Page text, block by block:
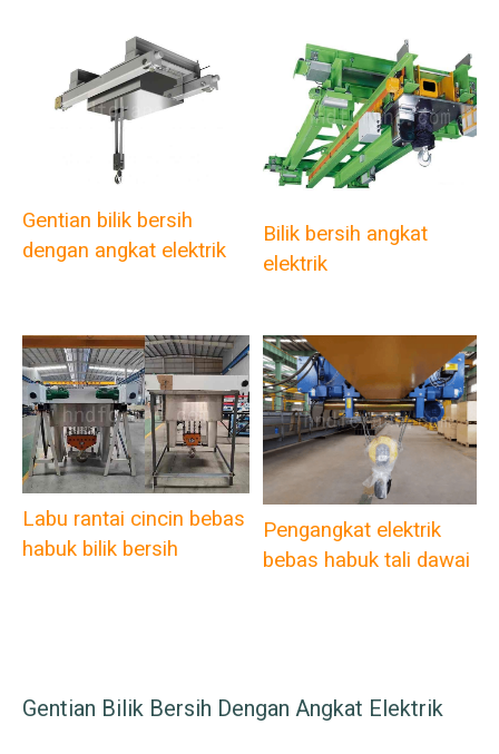
Gentian bilik bersih
dengan angkat elektrik
Bilik bersih angkat
elektrik
Labu rantai cincin bebas
habuk bilik bersih
Pengangkat elektrik
bebas habuk tali dawai
Gentian Bilik Bersih Dengan Angkat Elektrik